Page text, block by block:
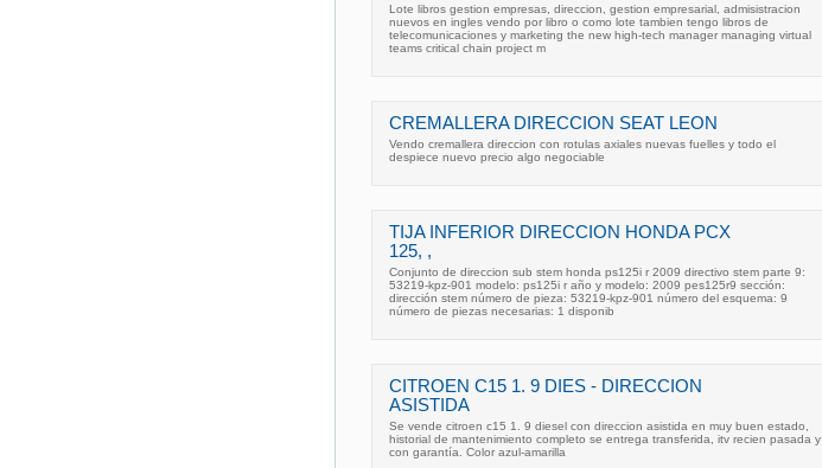
Lote libros gestion empresas, direccion, gestion empresarial, admisistracion
nuevos en ingles vendo por libro o como lote tambien tengo libros de
telecomunicaciones y marketing the new high-tech manager managing virtual
teams critical chain project m
CREMALLERA DIRECCION SEAT LEON
Vendo cremallera direccion con rotulas axiales nuevas fuelles y todo el
despiece nuevo precio algo negociable
TIJA INFERIOR DIRECCION HONDA PCX
125, ,
Conjunto de direccion sub stem honda ps125i r 2009 directivo stem parte 9:
53219-kpz-901 modelo: ps125i r año y modelo: 2009 pes125r9 sección:
dirección stem número de pieza: 53219-kpz-901 número del esquema: 9
número de piezas necesarias: 1 disponib
CITROEN C15 1. 9 DIES - DIRECCION
ASISTIDA
Se vende citroen c15 1. 9 diesel con direccion asistida en muy buen estado,
historial de mantenimiento completo se entrega transferida, itv recien pasada y
con garantía. Color azul-amarilla